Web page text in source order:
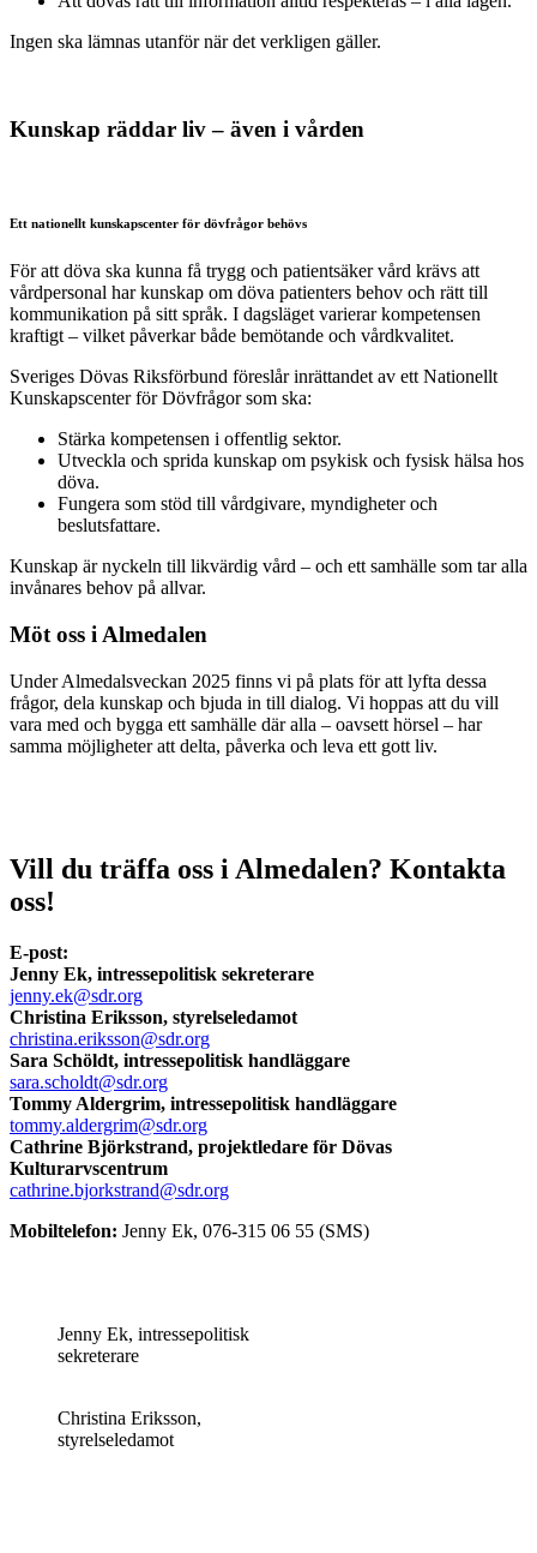
Ingen ska lämnas utanför när det verkligen gäller.
Kunskap räddar liv – även i vården
Ett nationellt kunskapscenter för dövfrågor behövs
För att döva ska kunna få trygg och patientsäker vård krävs att
vårdpersonal har kunskap om döva patienters behov och rätt till
kommunikation på sitt språk. I dagsläget varierar kompetensen
kraftigt – vilket påverkar både bemötande och vårdkvalitet.
Sveriges Dövas Riksförbund föreslår inrättandet av ett Nationellt
Kunskapscenter för Dövfrågor som ska:
Stärka kompetensen i offentlig sektor.
Utveckla och sprida kunskap om psykisk och fysisk hälsa hos
döva.
Fungera som stöd till vårdgivare, myndigheter och
beslutsfattare.
Kunskap är nyckeln till likvärdig vård – och ett samhälle som tar alla
invånares behov på allvar.
Möt oss i Almedalen
Under Almedalsveckan 2025 finns vi på plats för att lyfta dessa
frågor, dela kunskap och bjuda in till dialog. Vi hoppas att du vill
vara med och bygga ett samhälle där alla – oavsett hörsel – har
samma möjligheter att delta, påverka och leva ett gott liv.
Vill du träffa oss i Almedalen? Kontakta
oss!
E-post:
Jenny Ek, intressepolitisk sekreterare
jenny.ek@sdr.org
Christina Eriksson, styrelseledamot
christina.eriksson@sdr.org
Sara Schöldt, intressepolitisk handläggare
sara.scholdt@sdr.org
Tommy Aldergrim, intressepolitisk handläggare
tommy.aldergrim@sdr.org
Cathrine Björkstrand, projektledare för Dövas
Kulturarvscentrum
cathrine.bjorkstrand@sdr.org
Mobiltelefon: Jenny Ek, 076-315 06 55 (SMS)
Jenny Ek, intressepolitisk
sekreterare
Christina Eriksson,
styrelseledamot